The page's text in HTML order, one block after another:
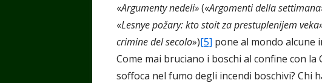
«Argumenty nedeli»(«Argomenti della
«Lesnye požary: kto stoit za prestuplenijem
crimine del secolo»)[5] pone al mondo alcune
Come mai bruciano i boschi al confine con la
soffoca nel fumo degli incendi boschivi? Chi